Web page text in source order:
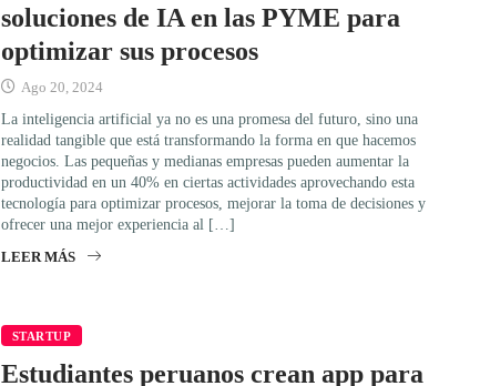
soluciones de IA en las PYME para
optimizar sus procesos
Ago 20, 2024
La inteligencia artificial ya no es una promesa del futuro, sino una
realidad tangible que está transformando la forma en que hacemos
negocios. Las pequeñas y medianas empresas pueden aumentar la
productividad en un 40% en ciertas actividades aprovechando esta
tecnología para optimizar procesos, mejorar la toma de decisiones y
ofrecer una mejor experiencia al […]
LEER MÁS
STARTUP
Estudiantes peruanos crean app para